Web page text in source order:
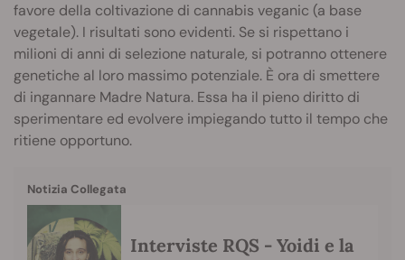
favore della coltivazione di cannabis veganic (a base
vegetale). I risultati sono evidenti. Se si rispettano i
milioni di anni di selezione naturale, si potranno ottenere
genetiche al loro massimo potenziale. È ora di smettere
di ingannare Madre Natura. Essa ha il pieno diritto di
sperimentare ed evolvere impiegando tutto il tempo che
ritiene opportuno.
Notizia Collegata
Interviste RQS - Yoidi e la